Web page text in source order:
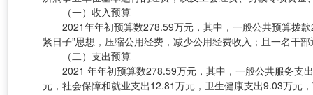
（一）收入预算
2021年年初预算数278.59万元，其中，一般公共预算拨
紧日子”思想，压缩公用经费，减少公用经费收入；且一名干
（二）支出预算
2021 年年初预算数278.59万元，其中，一般公共服务支
元，社会保障和就业支出12.81万元，卫生健康支出9.03万元